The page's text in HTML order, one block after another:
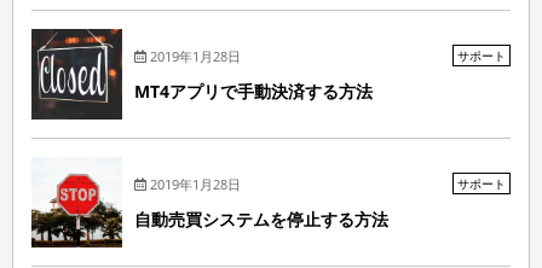
2019年1月28日 サポート
MT4アプリで手動決済する方法
2019年1月28日 サポート
自動売買システムを停止する方法